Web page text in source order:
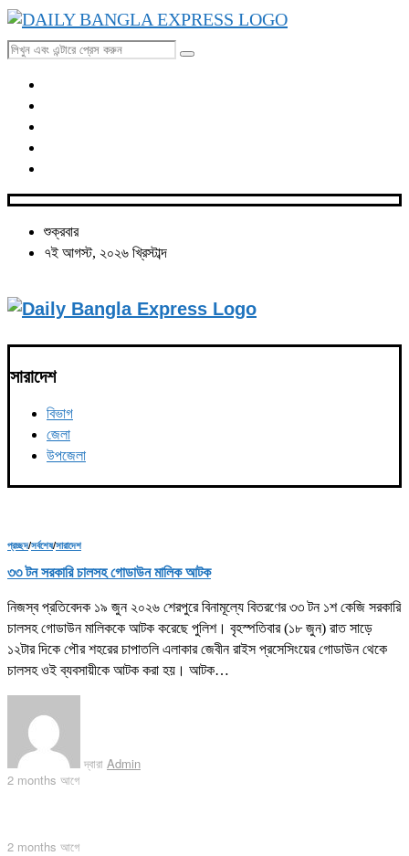
শুক্রবার
৭ই আগস্ট, ২০২৬ খ্রিস্টাব্দ
সারাদেশ
বিভাগ
জেলা
উপজেলা
প্রচ্ছদ/সর্বশেষ/সারাদেশ
৩৩ টন সরকারি চালসহ গোডাউন মালিক আটক
নিজস্ব প্রতিবেদক ১৯ জুন ২০২৬ শেরপুরে বিনামূল্যে বিতরণের ৩৩ টন ১শ কেজি সরকারি
চালসহ গোডাউন মালিককে আটক করেছে পুলিশ। বৃহস্পতিবার (১৮ জুন) রাত সাড়ে
১২টার দিকে পৌর শহরের চাপাতলি এলাকার জেবীন রাইস প্রসেসিংয়ের গোডাউন থেকে
চালসহ ওই ব্যবসায়ীকে আটক করা হয়। আটক…
দ্বারা Admin
2 months আগে
2 months আগে